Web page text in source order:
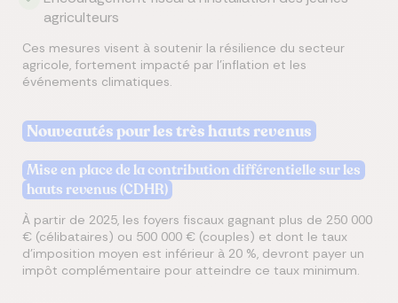
agriculteurs
Ces mesures visent à soutenir la résilience du secteur
agricole, fortement impacté par l’inflation et les
événements climatiques.
Nouveautés pour les très hauts revenus
Mise en place de la contribution différentielle sur les
hauts revenus (CDHR)
À partir de 2025, les foyers fiscaux gagnant plus de 250 000
€ (célibataires) ou 500 000 € (couples) et dont le taux
d'imposition moyen est inférieur à 20 %, devront payer un
impôt complémentaire pour atteindre ce taux minimum.